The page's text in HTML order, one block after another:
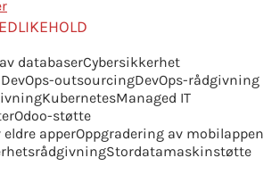
databaserCybersikkerhet
DevOps-outsourcingDevOps-rådgivning
KubernetesManaged IT
Odoo-støtte
apperOppgradering av mobilappen
Stordatamaskinstøtte